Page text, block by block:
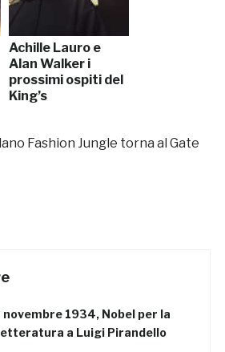
Achille Lauro e
Alan Walker i
prossimi ospiti del
King’s
Fashion Jungle torna al Gate
novembre 1934, Nobel per la
a Luigi Pirandello